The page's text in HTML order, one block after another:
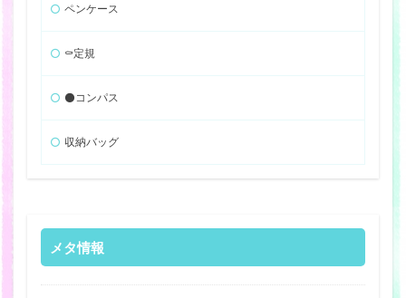
ペンケース
⚰️定規
⚫️コンパス
収納バッグ
メタ情報